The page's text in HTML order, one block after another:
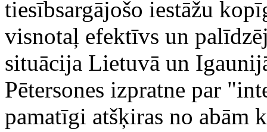
tiesībsargājošo iestāžu
visnotaļ efektīvs un
situācija Lietuvā un
Pētersones izpratne par
pamatīgi atšķiras no abām